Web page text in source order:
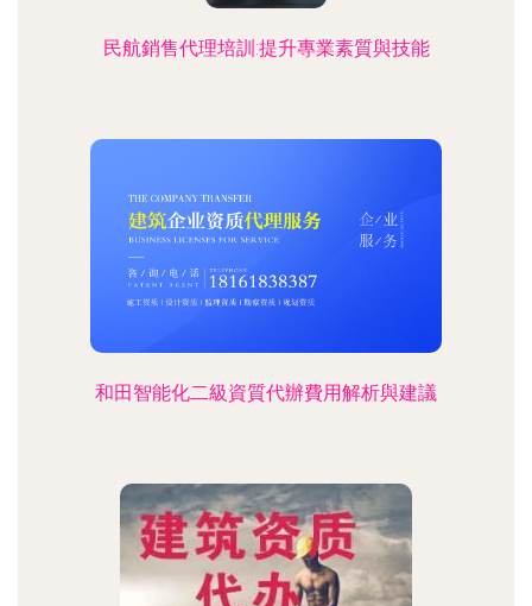
民航銷售代理培訓:提升專業素質與技能
和田智能化二級資質代辦費用解析與建議